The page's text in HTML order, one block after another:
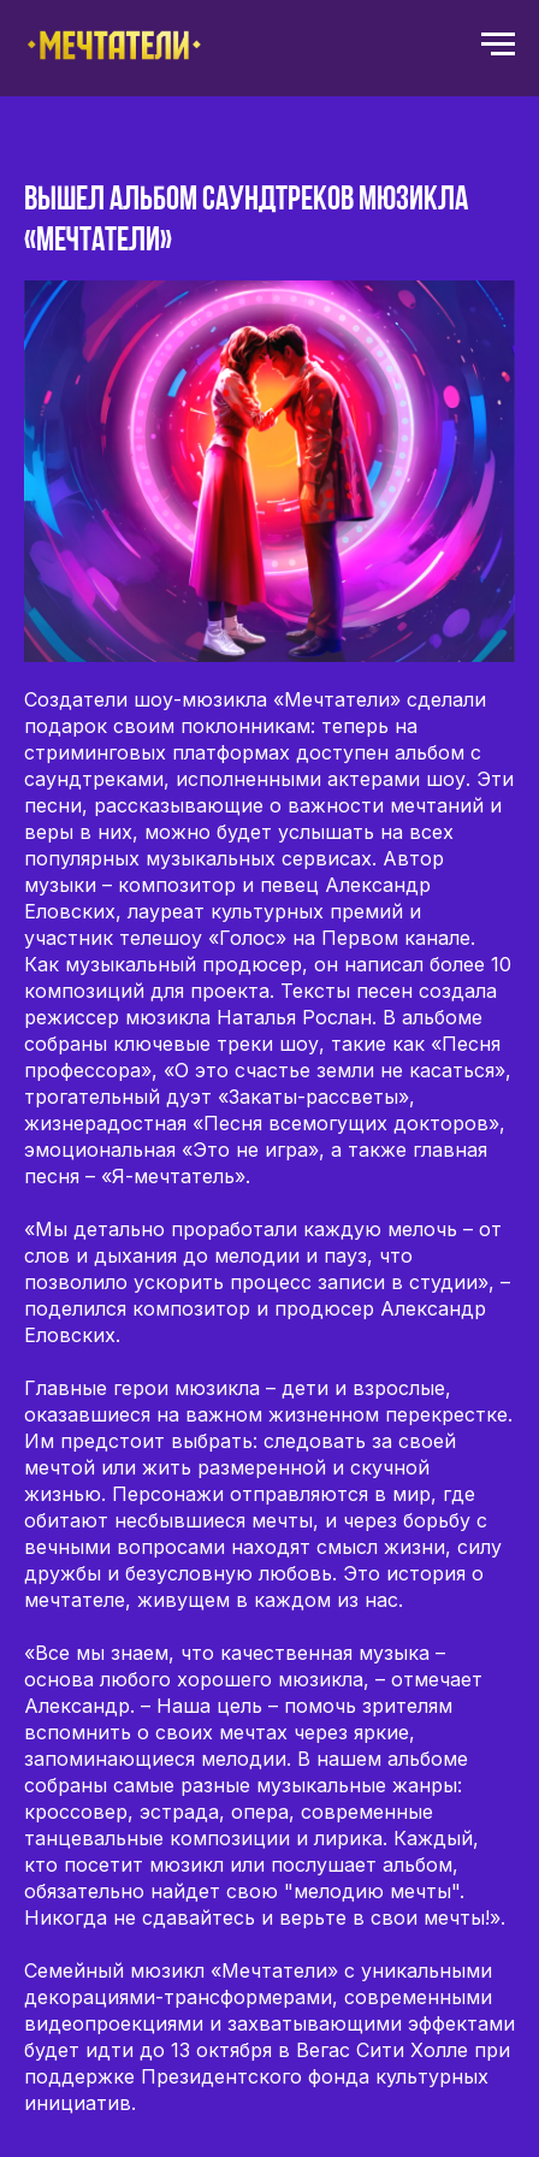
Вышел альбом саундтреков мюзикла
«Мечтатели»
Создатели шоу-мюзикла «Мечтатели» сделали
подарок своим поклонникам: теперь на
стриминговых платформах доступен альбом с
саундтреками, исполненными актерами шоу. Эти
песни, рассказывающие о важности мечтаний и
веры в них, можно будет услышать на всех
популярных музыкальных сервисах. Автор
музыки – композитор и певец Александр
Еловских, лауреат культурных премий и
участник телешоу «Голос» на Первом канале.
Как музыкальный продюсер, он написал более 10
композиций для проекта. Тексты песен создала
режиссер мюзикла Наталья Рослан. В альбоме
собраны ключевые треки шоу, такие как «Песня
профессора», «О это счастье земли не касаться»,
трогательный дуэт «Закаты-рассветы»,
жизнерадостная «Песня всемогущих докторов»,
эмоциональная «Это не игра», а также главная
песня – «Я-мечтатель».
«Мы детально проработали каждую мелочь – от
слов и дыхания до мелодии и пауз, что
позволило ускорить процесс записи в студии», –
поделился композитор и продюсер Александр
Еловских.
Главные герои мюзикла – дети и взрослые,
оказавшиеся на важном жизненном перекрестке.
Им предстоит выбрать: следовать за своей
мечтой или жить размеренной и скучной
жизнью. Персонажи отправляются в мир, где
обитают несбывшиеся мечты, и через борьбу с
вечными вопросами находят смысл жизни, силу
дружбы и безусловную любовь. Это история о
мечтателе, живущем в каждом из нас.
«Все мы знаем, что качественная музыка –
основа любого хорошего мюзикла, – отмечает
Александр. – Наша цель – помочь зрителям
вспомнить о своих мечтах через яркие,
запоминающиеся мелодии. В нашем альбоме
собраны самые разные музыкальные жанры:
кроссовер, эстрада, опера, современные
танцевальные композиции и лирика. Каждый,
кто посетит мюзикл или послушает альбом,
обязательно найдет свою "мелодию мечты".
Никогда не сдавайтесь и верьте в свои мечты!».
Семейный мюзикл «Мечтатели» с уникальными
декорациями-трансформерами, современными
видеопроекциями и захватывающими эффектами
будет идти до 13 октября в Вегас Сити Холле при
поддержке Президентского фонда культурных
инициатив.